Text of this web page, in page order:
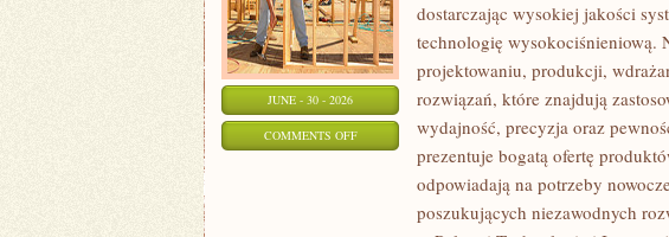
JUNE - 30 - 2026
COMMENTS OFFON
PRZEMYSŁ
dostarczając wysokiej jakości
technologię wysokociśnieniową.
projektowaniu, produkcji,
rozwiązań, które znajdują
wydajność, precyzja oraz
prezentuje bogatą ofertę
odpowiadają na potrzeby
poszukujących niezawodnych